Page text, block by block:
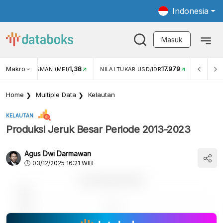
Indonesia
Masuk
Makro
USD/IDR 17.979 INFLASI YOY (JUN)3,34% INFLASI MOM
Home Multiple Data Kelautan
KELAUTAN
Produksi Jeruk Besar Periode 2013-2023
Agus Dwi Darmawan
03/12/2025 16:21 WIB